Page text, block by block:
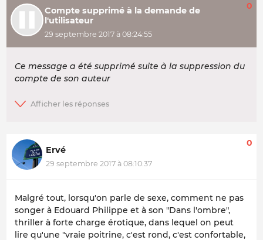
Compte supprimé à la demande de
l'utilisateur
29 septembre 2017 à 08:24:55
0
Ce message a été supprimé suite à la suppression du
compte de son auteur
Ervé
29 septembre 2017 à 08:10:37
0
Malgré tout, lorsqu'on parle de sexe, comment ne pas
songer à Edouard Philippe et à son "Dans l'ombre",
thriller à forte charge érotique, dans lequel on peut
lire qu'une "vraie poitrine, c'est rond, c'est confortable,